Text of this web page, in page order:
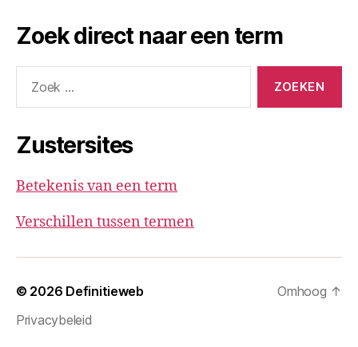
Zoek direct naar een term
naar:
Zustersites
Betekenis van een term
Verschillen tussen termen
© 2026 Definitieweb
Privacybeleid
Omhoog ↑